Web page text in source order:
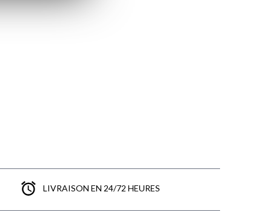
LIVRAISON EN 24/72 HEURES